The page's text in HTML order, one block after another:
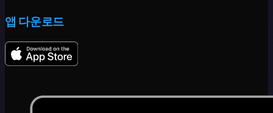
앱 다운로드